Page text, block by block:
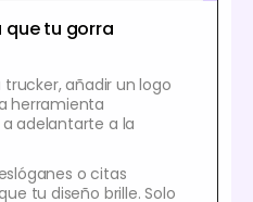
que tu gorra
trucker, añadir un logo
herramienta
adelantarte a la
o citas
tu diseño brille. Solo